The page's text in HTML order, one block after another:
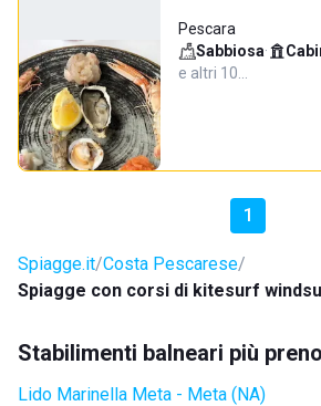
Pescara
Sabbiosa·
e altri 10…
1
Spiagge.it Costa Pescarese
Spiagge con corsi di kitesurf
Stabilimenti balneari più
Lido Marinella Meta - Meta (NA)